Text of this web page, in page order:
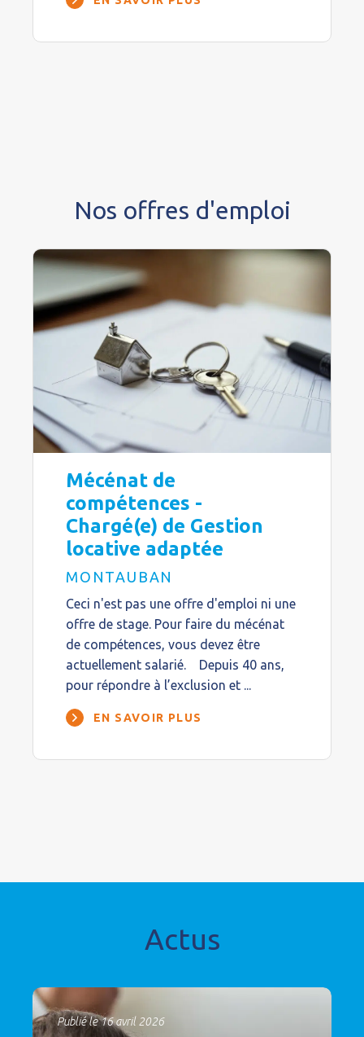
Nos offres d'emploi
Mécénat de
compétences -
Chargé(e) de Gestion
locative adaptée
MONTAUBAN
Ceci n'est pas une offre d'emploi ni une
offre de stage. Pour faire du mécénat
de compétences, vous devez être
actuellement salarié. Depuis 40 ans,
pour répondre à l’exclusion et ...
EN SAVOIR PLUS
Actus
Publié le 16 avril 2026